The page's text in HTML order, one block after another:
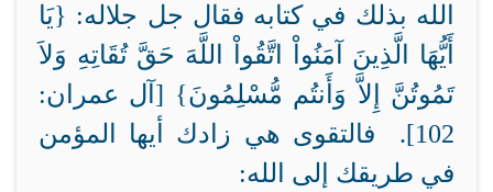
الله بذلك في كتابه فقال جل جلاله: {يَا
أَيُّهَا الَّذِينَ آمَنُواْ اتَّقُواْ اللَّهَ حَقَّ تُقَاتِهِ وَلاَ
تَمُوتُنَّ إِلاَّ وَأَنتُم مُّسْلِمُونَ} [آل عمران:
102]. فالتقوى هي زادك أيها المؤمن
في طريقك إلى الله: